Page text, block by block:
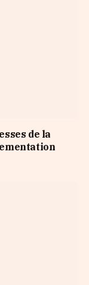
de la